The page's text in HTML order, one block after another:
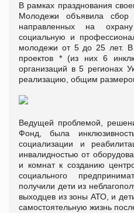
В рамках празднования
Молодежи объявила сбор
направленных на
социальную и
молодежи от 5 до 25 лет. В
проектов * (из них 6
организаций в 5 регионах
реализацию, общим
Ведущей проблемой,
Фонд, была
социализации и
инвалидностью от
и комнат к созданию
социального
получили дети из
выходцев из зоны АТО, и
самостоятельную жизнь